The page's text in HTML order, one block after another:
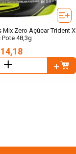
Mix Zero Açúcar Trident X
Pote 48,3g
14,18
＋